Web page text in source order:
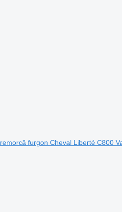
remorcă furgon Cheval Liberté C800